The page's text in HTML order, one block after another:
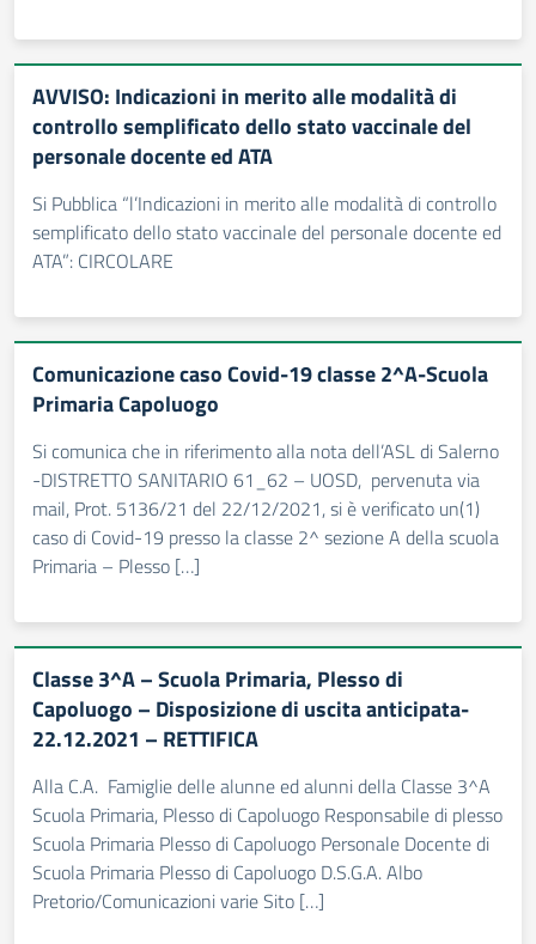
AVVISO: Indicazioni in merito alle modalità di
controllo semplificato dello stato vaccinale del
personale docente ed ATA
Si Pubblica “l’Indicazioni in merito alle modalità di controllo
semplificato dello stato vaccinale del personale docente ed
ATA”: CIRCOLARE
Comunicazione caso Covid-19 classe 2^A-Scuola
Primaria Capoluogo
Si comunica che in riferimento alla nota dell’ASL di Salerno
-DISTRETTO SANITARIO 61_62 – UOSD, pervenuta via
mail, Prot. 5136/21 del 22/12/2021, si è verificato un(1)
caso di Covid-19 presso la classe 2^ sezione A della scuola
Primaria – Plesso […]
Classe 3^A – Scuola Primaria, Plesso di
Capoluogo – Disposizione di uscita anticipata-
22.12.2021 – RETTIFICA
Alla C.A. Famiglie delle alunne ed alunni della Classe 3^A
Scuola Primaria, Plesso di Capoluogo Responsabile di plesso
Scuola Primaria Plesso di Capoluogo Personale Docente di
Scuola Primaria Plesso di Capoluogo D.S.G.A. Albo
Pretorio/Comunicazioni varie Sito […]